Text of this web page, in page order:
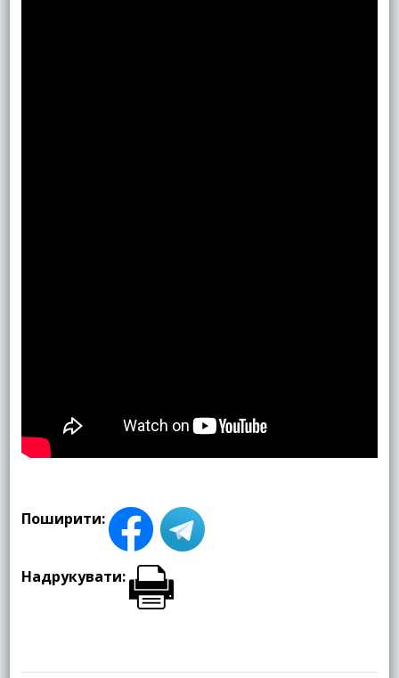
Поширити:
Надрукувати: